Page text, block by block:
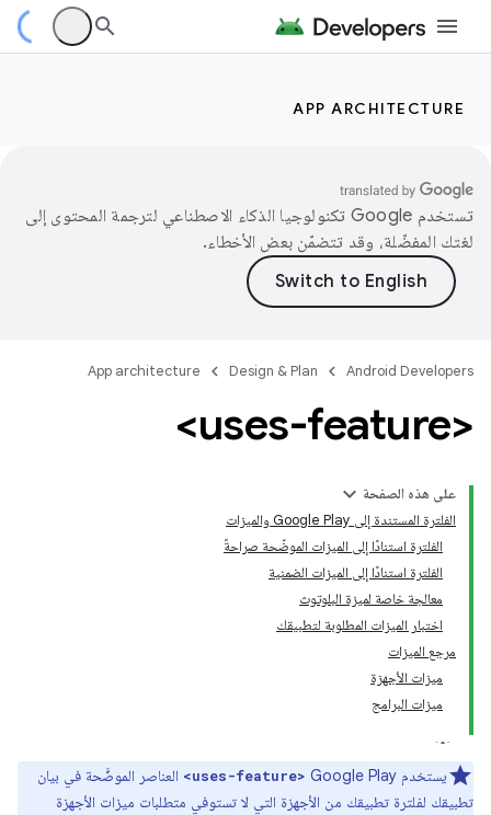
APP ARCHITECTURE
تستخدم Google تكنولوجيا الذكاء الاصطناعي لترجمة المحتوى إلى
لغتك المفضّلة، وقد تتضمّن بعض الأخطاء.
Android Developers
Design & Plan
App architecture
<uses-feature>
على هذه الصفحة
الفلترة المستندة إلى Google Play والميزات
الفلترة استنادًا إلى الميزات الموضّحة صراحةً
الفلترة استنادًا إلى الميزات الضمنية
معالجة خاصة لميزة البلوتوث
اختبار الميزات المطلوبة لتطبيقك
مرجع الميزات
ميزات الأجهزة
ميزات البرامج
يستخدم Google Play <uses-feature> العناصر الموضَّحة في بيان
تطبيقك لفلترة تطبيقك من الأجهزة التي لا تستوفي متطلبات ميزات الأجهزة